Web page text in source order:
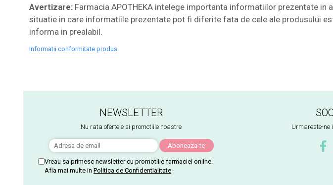
Avertizare: Farmacia APOTHEKA intelege importanta informatiilor prezentate
situatie in care informatiile prezentate pot fi diferite fata de cele ale produsului
informa in prealabil.
Informatii conformitate produs
NEWSLETTER
Nu rata ofertele si promotiile noastre
Vreau sa primesc newsletter cu promotiile farmaciei online.
Afla mai multe in Politica de Confidentialitate
Urmareste-ne